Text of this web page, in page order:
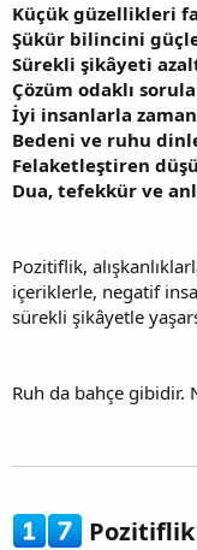
Küçük güzellikleri
Şükür bilincini
Sürekli şikâyeti
Çözüm odaklı
İyi insanlarla
Bedeni ve ruhu
Felaketleştiren
Dua, tefekkür ve
Pozitiflik,
içeriklerle, negatif
sürekli şikâyetle
Ruh da bahçe gibidir.